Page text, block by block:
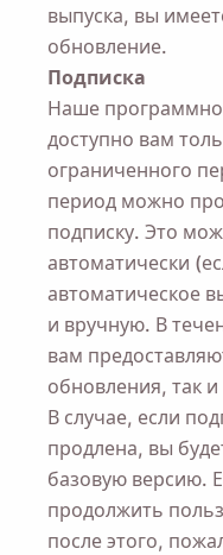
выпуска, вы
обновление.
Подписка
Наше
доступно вам
ограниченного
период можно
подписку. Это
автоматически
автоматическое
и вручную. В
вам
обновления, так
В случае, если
продлена, вы
базовую версию.
продолжить
после этого,